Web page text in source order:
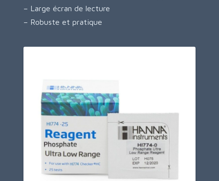
– Large écran de lecture
– Robuste et pratique